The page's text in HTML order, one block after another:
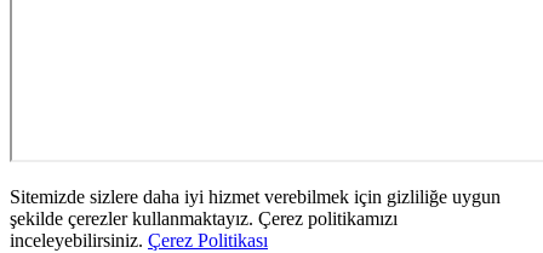
Sitemizde sizlere daha iyi hizmet verebilmek için gizliliğe uygun
şekilde çerezler kullanmaktayız. Çerez politikamızı
inceleyebilirsiniz. Çerez Politikası